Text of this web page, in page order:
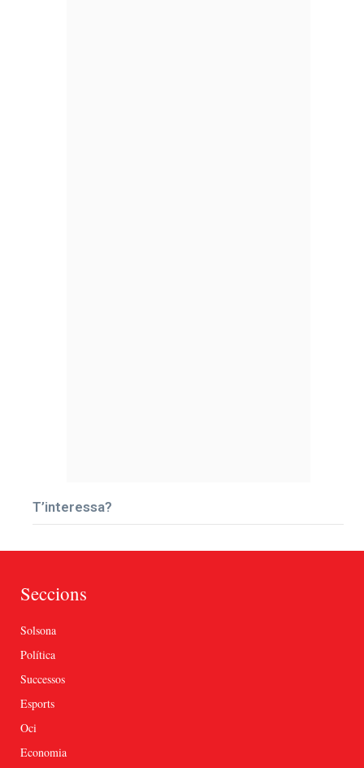
T’interessa?
Seccions
Solsona
Política
Successos
Esports
Oci
Economia